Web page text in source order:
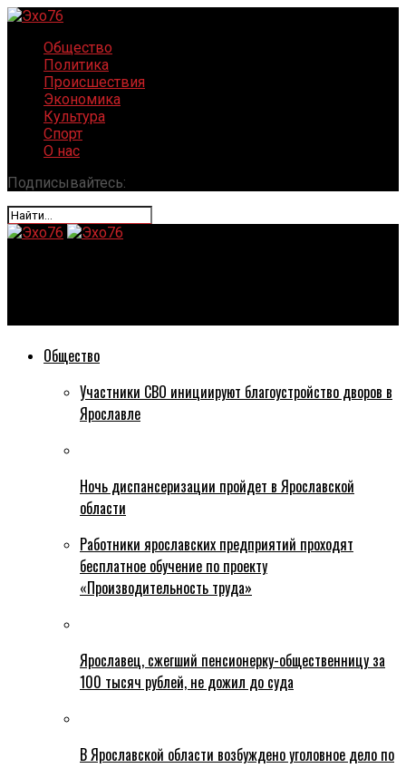
Общество
Политика
Происшествия
Экономика
Культура
Спорт
О нас
Подписывайтесь:
Общество
Участники СВО инициируют благоустройство дворов в
Ярославле
Ночь диспансеризации пройдет в Ярославской
области
Работники ярославских предприятий проходят
бесплатное обучение по проекту
«Производительность труда»
Ярославец, сжегший пенсионерку-общественницу за
100 тысяч рублей, не дожил до суда
В Ярославской области возбуждено уголовное дело по